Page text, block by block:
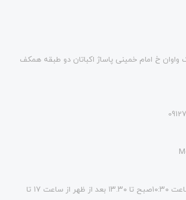
واوان خ امام خمینی پاساژ اکباتان دو طبقه همکف
شنبه تا پنجشنبه، از ساعت ۱۰:۳۰صبح تا ۱۳.۳۰ بعد از ظهر از ساعت ۱۷ تا